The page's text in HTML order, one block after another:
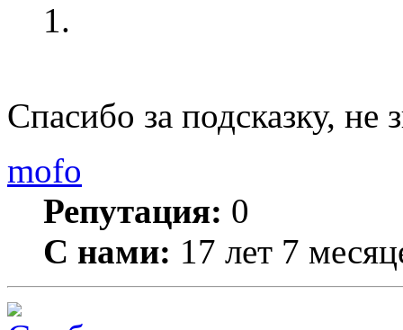
1.
Спасибо за подсказку,
mofo
Репутация: 0
С нами: 17 лет 7